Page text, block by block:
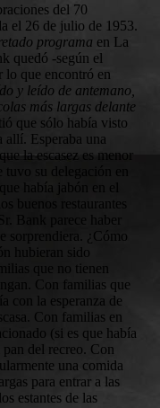
del 70
el 26 de julio de 1953.
programa en La
quedó -según el
lo que encontró en
y leído de antemano,
más largas delante
que sólo había visto
allí. Esperaba una
la escasez es menor
tuvo su delegación en
había jabón en el
buenos restaurantes
Bank parece haber
sorprendiera. ¿Cómo
hubieran sido
que no tienen
Con familias que
con la esperanza de
Con familias en
(si es que había
pan del recreo. Con
una comida
para entrar a las
estantes de las